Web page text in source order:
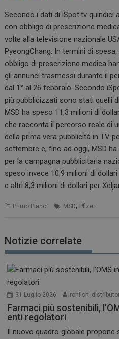
ce
b
o
o
k
ke
dI
n
at
s
A
p
p
Secondo i dati di iSpot.tv
con obbligo di prescrizione
volte alla televisione nazionale
PyeongChang. In termini di
obbligo di prescrizione medica
gli annunci trasmessi durante il
dal 1° al 26 febbraio. Secondo
più pubblicizzati sono stati quelli
MSD ha speso 11,3 milioni di
che racconta il percorso reale di
della prima vera pubblicità in TV
settembre e, fino ad oggi, MSD
per la campagna pubblicitaria
speso invece 10,9 milioni di
e altri 8,3 milioni di dollari per
Primo Piano MSD, Pfizer
Notizie correlate
31 Luglio 2026
Farmaci più sostenibili,
enti regolatori
Il nuovo quadro globale propone